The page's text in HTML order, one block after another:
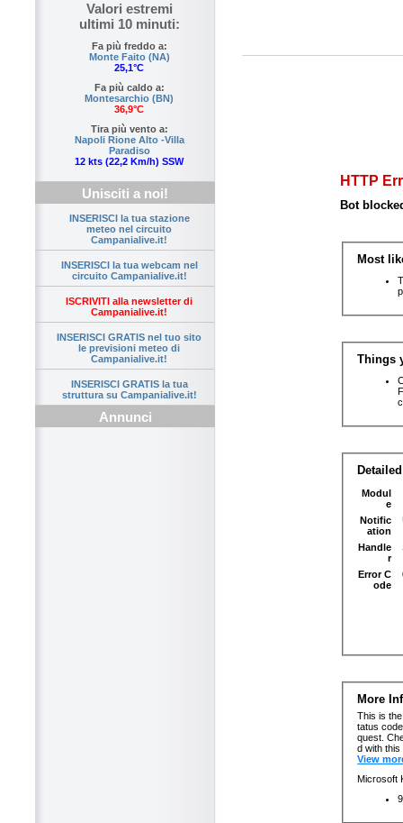
Valori estremi
ultimi 10 minuti:
Fa più freddo a:
Monte Faito (NA)
25,1°C
Fa più caldo a:
Montesarchio (BN)
36,9°C
Tira più vento a:
Napoli Rione Alto -Villa
Paradiso
12 kts (22,2 Km/h) SSW
Unisciti a noi!
INSERISCI la tua stazione
meteo nel circuito
Campanialive.it!
INSERISCI la tua webcam nel
circuito Campanialive.it!
ISCRIVITI alla newsletter di
Campanialive.it!
INSERISCI GRATIS nel tuo sito
le previsioni meteo di
Campanialive.it!
INSERISCI GRATIS la tua
struttura su Campanialive.it!
Annunci